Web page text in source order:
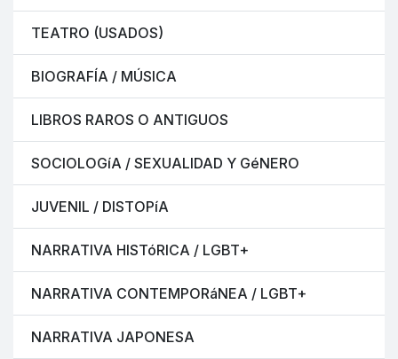
TEATRO (USADOS)
BIOGRAFÍA / MÚSICA
LIBROS RAROS O ANTIGUOS
SOCIOLOGíA / SEXUALIDAD Y GéNERO
JUVENIL / DISTOPíA
NARRATIVA HISTóRICA / LGBT+
NARRATIVA CONTEMPORáNEA / LGBT+
NARRATIVA JAPONESA